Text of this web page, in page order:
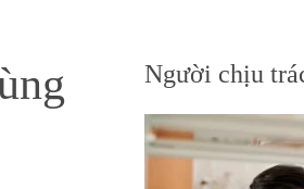
Người chịu